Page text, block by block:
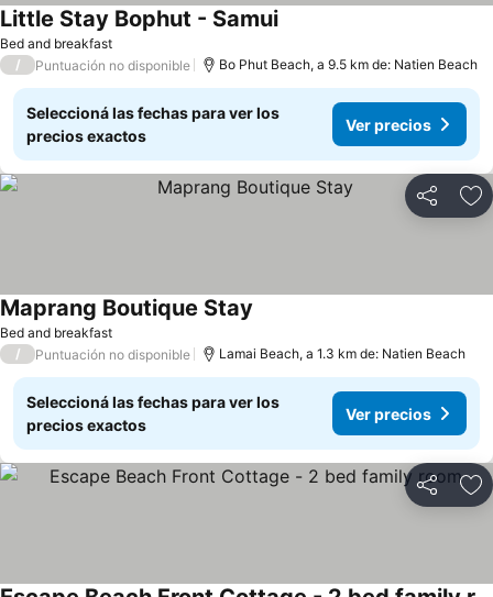
Bed and breakfast
Little Stay Bophut - Samui
/ Puntuación no disponible Bo Phut Beach, a 9.5 km de: Natien Beach
Seleccioná las fechas para ver los
precios exactos
Ver precios
Compartir
Bed and breakfast
Maprang Boutique Stay
/ Puntuación no disponible Lamai Beach, a 1.3 km de: Natien Beach
Seleccioná las fechas para ver los
precios exactos
Ver precios
Compartir